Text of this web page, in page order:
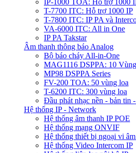
IP-1000 TOA: Hỗ trợ 1000
T-7700 ITC: Hỗ trợ 1000 IP
T-7800 ITC: IP PA và
VA-6000 ITC: All in One
IP PA Takstar
Âm thanh thông báo Analog
Bộ báo cháy All-in-One
MAG1116 DSPPA: 10 Vùng
MP98 DSPPA Series
FV-200 TOA: 50 vùng loa
T-6200 ITC: 300 vùng loa
Đầu phát nhạc nền - bản tin
Hệ thống IP - Network
Hệ thống âm thanh IP POE
Hệ thống mạng ONVIF
Hệ thống thiết bị ngoại vi
Hệ thống Video Intercom IP